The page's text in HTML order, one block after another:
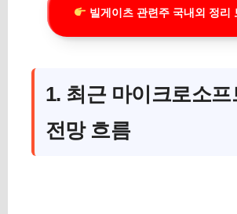
빌게이츠 관련주 국내외 정리
1. 최근 마이크로소
전망 흐름